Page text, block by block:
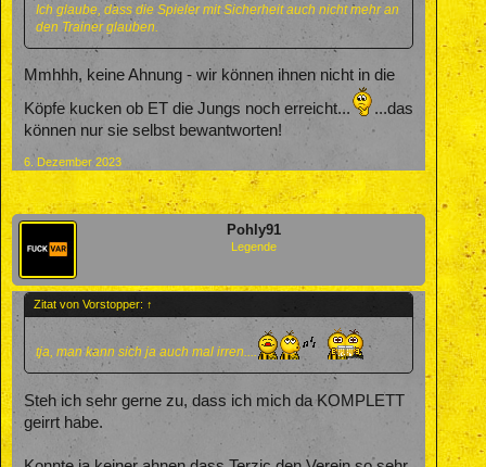
Ich glaube, dass die Spieler mit Sicherheit auch nicht mehr an
den Trainer glauben.
Mmhhh, keine Ahnung - wir können ihnen nicht in die
Köpfe kucken ob ET die Jungs noch erreicht...
...das
können nur sie selbst bewantworten!
6. Dezember 2023
Pohly91
Legende
Zitat von Vorstopper: ↑
tja, man kann sich ja auch mal irren....
Steh ich sehr gerne zu, dass ich mich da KOMPLETT
geirrt habe.